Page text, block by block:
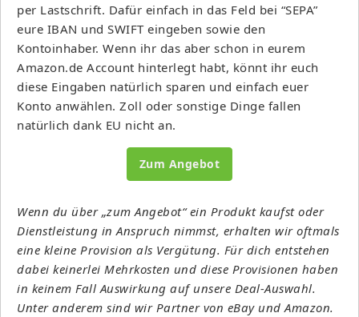
per Lastschrift. Dafür einfach in das Feld bei “SEPA”
eure IBAN und SWIFT eingeben sowie den
Kontoinhaber. Wenn ihr das aber schon in eurem
Amazon.de Account hinterlegt habt, könnt ihr euch
diese Eingaben natürlich sparen und einfach euer
Konto anwählen. Zoll oder sonstige Dinge fallen
natürlich dank EU nicht an.
Zum Angebot
Wenn du über „zum Angebot“ ein Produkt kaufst oder
Dienstleistung in Anspruch nimmst, erhalten wir oftmals
eine kleine Provision als Vergütung. Für dich entstehen
dabei keinerlei Mehrkosten und diese Provisionen haben
in keinem Fall Auswirkung auf unsere Deal-Auswahl.
Unter anderem sind wir Partner von eBay und Amazon.